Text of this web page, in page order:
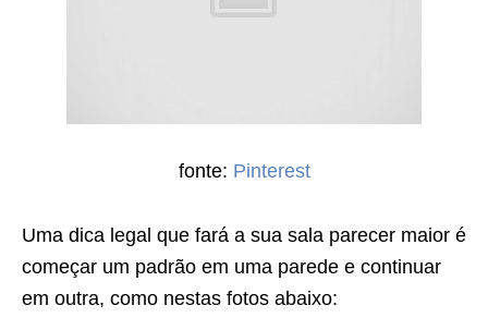
fonte: Pinterest
Uma dica legal que fará a sua sala parecer maior é
começar um padrão em uma parede e continuar
em outra, como nestas fotos abaixo: